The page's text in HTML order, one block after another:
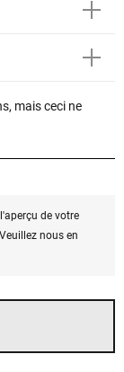
mais ceci ne
de votre
nous en